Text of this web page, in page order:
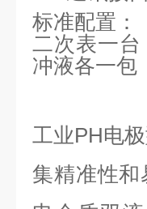
标准配置：
二次表一台
冲液各一包
工业PH电
集精准性